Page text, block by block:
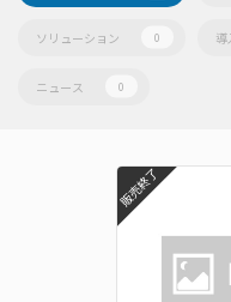
ソリューション 0 導
ニュース 0
販売終了